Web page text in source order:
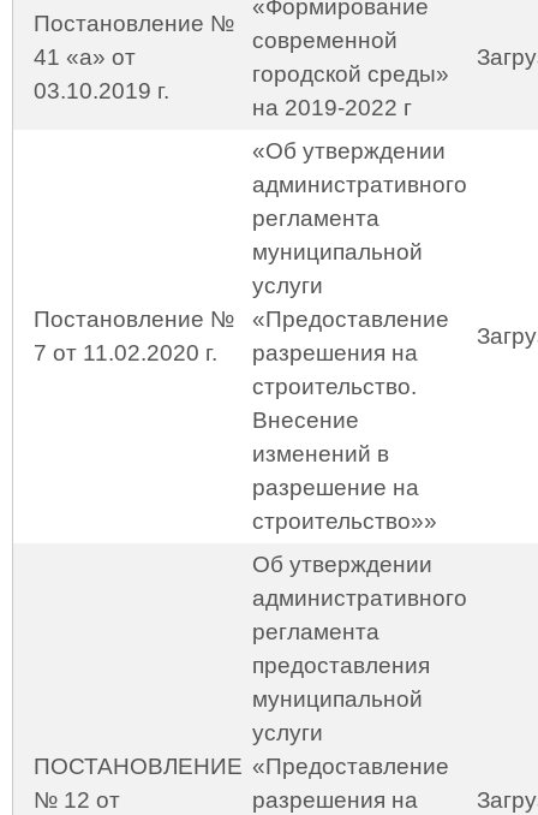
Постановление №
41 «а» от
03.10.2019 г.
«Формирование
современной
городской среды»
на 2019-2022 г
Постановление №
7 от 11.02.2020 г.
«Об утверждении
административного
регламента
муниципальной
услуги
«Предоставление
разрешения на
строительство.
Внесение
изменений в
разрешение на
строительство»»
ПОСТАНОВЛЕНИЕ
№ 12 от
Об утверждении
административного
регламента
предоставления
муниципальной
услуги
«Предоставление
разрешения на